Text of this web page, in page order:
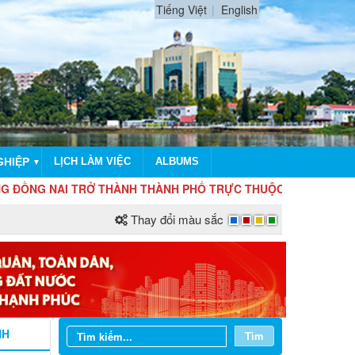
Tiếng Việt English
▼ LỊCH LÀM VIỆC ALBUMS
TRỞ THÀNH THÀNH PHỐ TRỰC THUỘC TRUNG ƯƠNG
Thay đổi màu sắc
Tìm